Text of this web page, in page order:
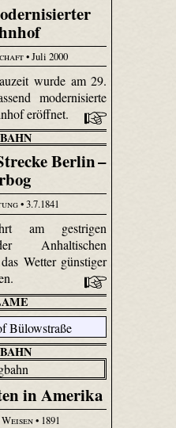
• Juli 2000
wurde am 29.
modernisierte
eröffnet.
Berlin –
• 3.7.1841
am gestrigen
Anhaltischen
Wetter günstiger
in Amerika
• 1891